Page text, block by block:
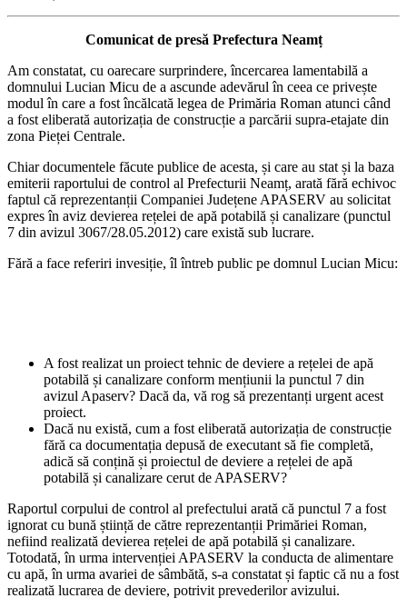
Comunicat de presă Prefectura Neamț
Am constatat, cu oarecare surprindere, încercarea lamentabilă a
domnului Lucian Micu de a ascunde adevărul în ceea ce privește
modul în care a fost încălcată legea de Primăria Roman atunci când
a fost eliberată autorizația de construcție a parcării supra-etajate din
zona Pieței Centrale.
Chiar documentele făcute publice de acesta, și care au stat și la baza
emiterii raportului de control al Prefecturii Neamț, arată fără echivoc
faptul că reprezentanții Companiei Județene APASERV au solicitat
expres în aviz devierea rețelei de apă potabilă și canalizare (punctul
7 din avizul 3067/28.05.2012) care există sub lucrare.
Fără a face referiri invesiție, îl întreb public pe domnul Lucian Micu:
A fost realizat un proiect tehnic de deviere a rețelei de apă
potabilă și canalizare conform mențiunii la punctul 7 din
avizul Apaserv? Dacă da, vă rog să prezentanți urgent acest
proiect.
Dacă nu există, cum a fost eliberată autorizația de construcție
fără ca documentația depusă de executant să fie completă,
adică să conțină și proiectul de deviere a rețelei de apă
potabilă și canalizare cerut de APASERV?
Raportul corpului de control al prefectului arată că punctul 7 a fost
ignorat cu bună știință de către reprezentanții Primăriei Roman,
nefiind realizată devierea rețelei de apă potabilă și canalizare.
Totodată, în urma intervenției APASERV la conducta de alimentare
cu apă, în urma avariei de sâmbătă, s-a constatat și faptic că nu a fost
realizată lucrarea de deviere, potrivit prevederilor avizului.